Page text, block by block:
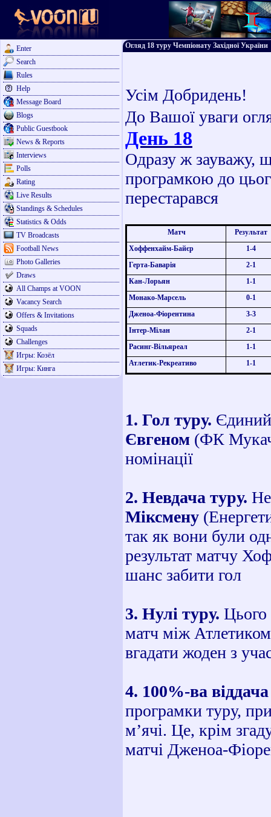
Enter
Search
Rules
Help
Message Board
Blogs
Public Guestbook
News & Reports
Interviews
Polls
Rating
Live Results
Standings & Schedules
Statistics & Odds
TV Broadcasts
Football News
Photo Galleries
Draws
All Champs at VOON
Vacancy Search
Offers & Invitations
Squads
Challenges
Игры: Козёл
Игры: Кинга
Огляд 18 туру Чемпіонату Західної України
Усім Добридень!
До Вашої уваги
День 18
Одразу ж зауважу,
програмкою до
перестарався
Матч
Результат
Хоффенхайм-Байєр
1-4
Герта-Баварія
2-1
Кан-Лорьян
1-1
Монако-Марсель
0-1
Дженоа-Фіорентина
3-3
Інтер-Мілан
2-1
Расинг-Вільяреал
1-1
Атлетик-Рекреативо
1-1
1. Гол туру. Єдиний
Євгеном (ФК
номінації
2. Невдача туру.
Міксмену
так як вони були
результат матчу
шанс забити гол
3. Нулі туру. Цього
матч між Атлетиком
вгадати жоден з
4. 100%-ва
програмки туру,
м’ячі. Це, крім
матчі Дженоа-